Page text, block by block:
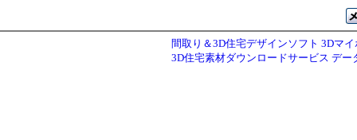
間取り＆3D住宅デザインソフト 3Dマ
3D住宅素材ダウンロードサービス デー